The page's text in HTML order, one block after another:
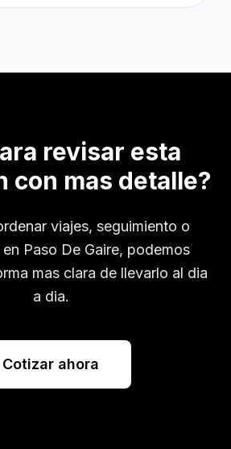
revisar esta
con mas detalle?
viajes, seguimiento o
Paso De Gaire, podemos
mas clara de llevarlo al dia
a dia.
Cotizar ahora